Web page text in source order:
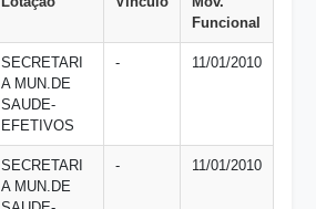
Funcional
SECRETARI
A MUN.DE
SAUDE-
EFETIVOS
- 11/01/2010
SECRETARI
A MUN.DE
- 11/01/2010